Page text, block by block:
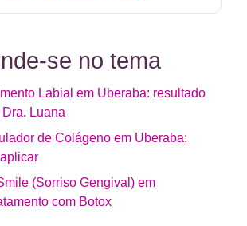
se no tema
Labial em Uberaba: resultado
Luana
de Colágeno em Uberaba:
(Sorriso Gengival) em
com Botox